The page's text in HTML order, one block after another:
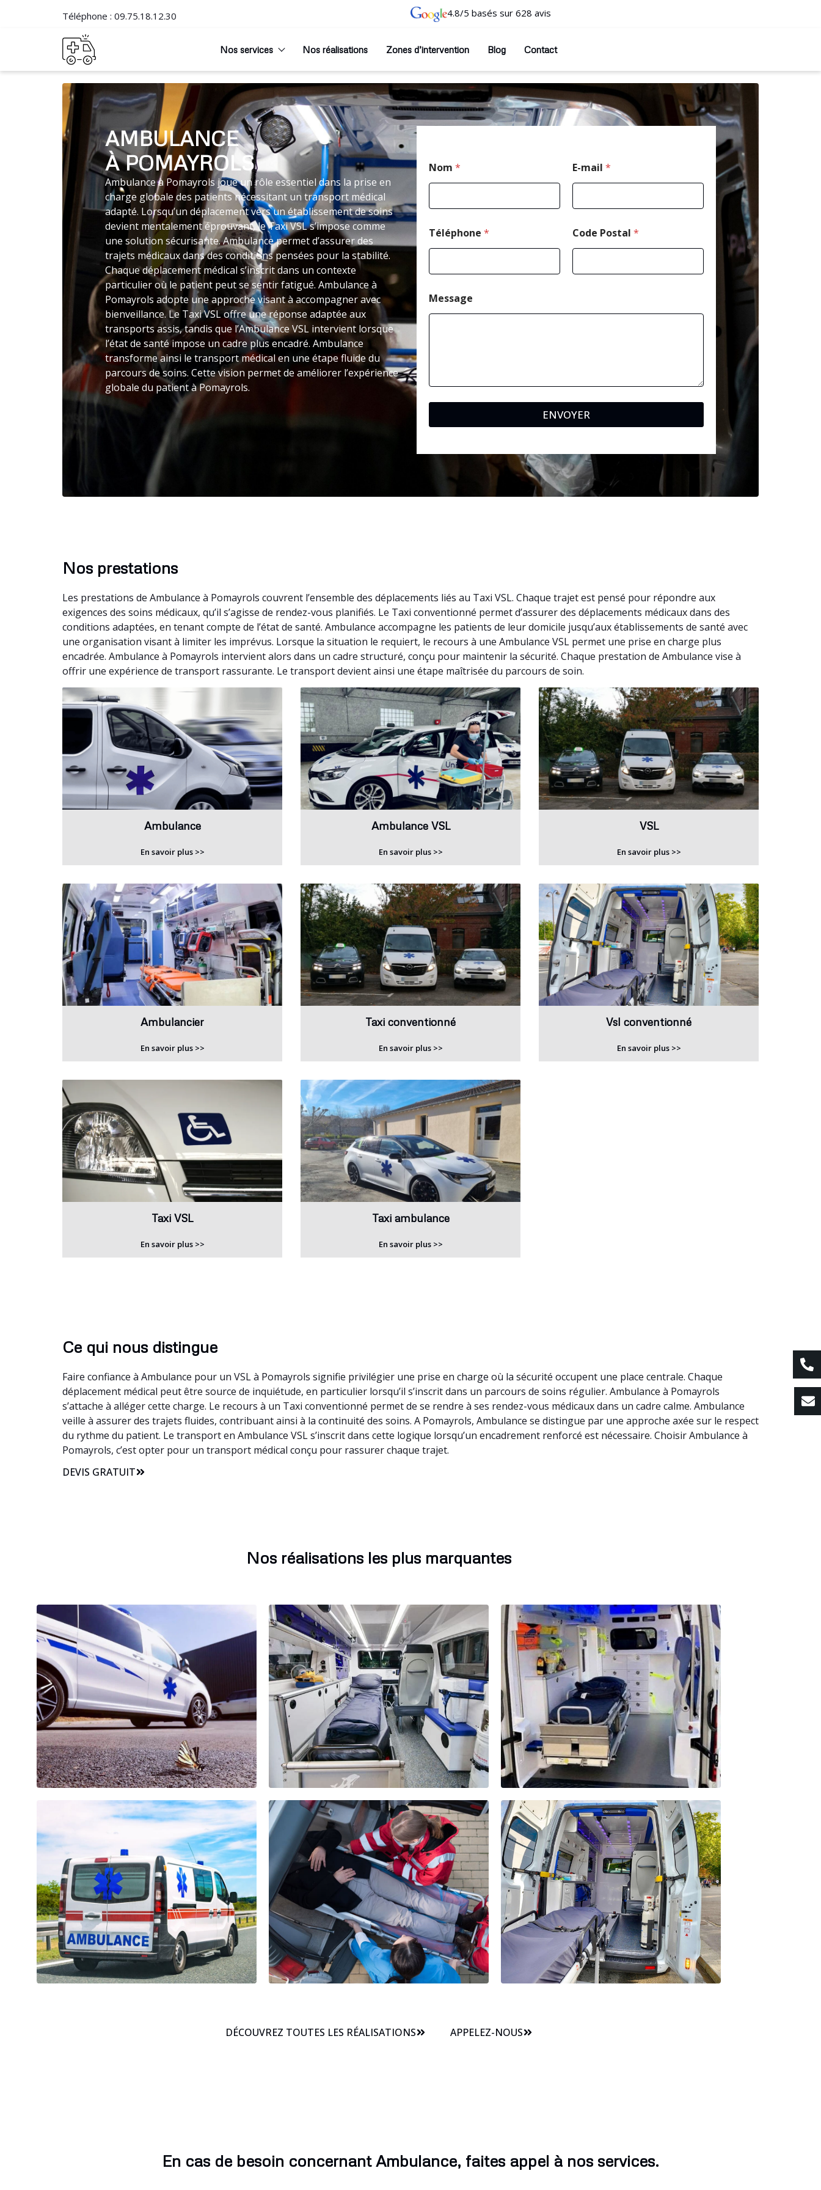
Téléphone : 09.75.18.12.30 4.8/5 basés sur 628 avis
Nos services Nos réalisations Zones d’intervention Blog Contact
AMBULANCE
À POMAYROLS
Ambulance à Pomayrols joue un rôle essentiel dans la prise en
charge globale des patients nécessitant un transport médical
adapté. Lorsqu’un déplacement vers un établissement de soins
devient mentalement éprouvant, le Taxi VSL s’impose comme
une solution sécurisante. Ambulance permet d’assurer des
trajets médicaux dans des conditions pensées pour la stabilité.
Chaque déplacement médical s’inscrit dans un contexte
particulier où le patient peut se sentir fatigué. Ambulance à
Pomayrols adopte une approche visant à accompagner avec
bienveillance. Le Taxi VSL offre une réponse adaptée aux
transports assis, tandis que l’Ambulance VSL intervient lorsque
l’état de santé impose un cadre plus encadré. Ambulance
transforme ainsi le transport médical en une étape fluide du
parcours de soins. Cette vision permet de améliorer l’expérience
globale du patient à Pomayrols.
o
d
M
s
s
a
e
Nom * E-mail *
Téléphone * Code Postal *
Message
ENVOYER
Nos prestations
Les prestations de Ambulance à Pomayrols couvrent l’ensemble des déplacements liés au Taxi VSL. Chaque trajet est pensé pour répondre aux
exigences des soins médicaux, qu’il s’agisse de rendez-vous planifiés. Le Taxi conventionné permet d’assurer des déplacements médicaux dans des
conditions adaptées, en tenant compte de l’état de santé. Ambulance accompagne les patients de leur domicile jusqu’aux établissements de santé avec
une organisation visant à limiter les imprévus. Lorsque la situation le requiert, le recours à une Ambulance VSL permet une prise en charge plus
encadrée. Ambulance à Pomayrols intervient alors dans un cadre structuré, conçu pour maintenir la sécurité. Chaque prestation de Ambulance vise à
offrir une expérience de transport rassurante. Le transport devient ainsi une étape maîtrisée du parcours de soin.
Ambulance
En savoir plus >>
Ambulance VSL
En savoir plus >>
VSL
En savoir plus >>
Ambulancier
En savoir plus >>
Taxi conventionné
En savoir plus >>
Vsl conventionné
En savoir plus >>
Taxi VSL
En savoir plus >>
Taxi ambulance
En savoir plus >>
Ce qui nous distingue
Faire confiance à Ambulance pour un VSL à Pomayrols signifie privilégier une prise en charge où la sécurité occupent une place centrale. Chaque
déplacement médical peut être source de inquiétude, en particulier lorsqu’il s’inscrit dans un parcours de soins régulier. Ambulance à Pomayrols
s’attache à alléger cette charge. Le recours à un Taxi conventionné permet de se rendre à ses rendez-vous médicaux dans un cadre calme. Ambulance
veille à assurer des trajets fluides, contribuant ainsi à la continuité des soins. A Pomayrols, Ambulance se distingue par une approche axée sur le respect
du rythme du patient. Le transport en Ambulance VSL s’inscrit dans cette logique lorsqu’un encadrement renforcé est nécessaire. Choisir Ambulance à
Pomayrols, c’est opter pour un transport médical conçu pour rassurer chaque trajet.
DEVIS GRATUIT
Nos réalisations les plus marquantes
DÉCOUVREZ TOUTES LES RÉALISATIONS APPELEZ-NOUS
En cas de besoin concernant Ambulance, faites appel à nos services.